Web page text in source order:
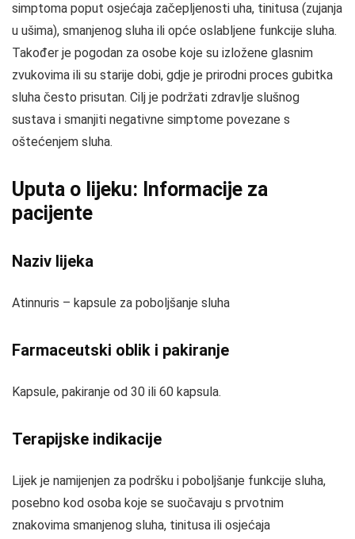
simptoma poput osjećaja začepljenosti uha, tinitusa (zujanja
u ušima), smanjenog sluha ili opće oslabljene funkcije sluha.
Također je pogodan za osobe koje su izložene glasnim
zvukovima ili su starije dobi, gdje je prirodni proces gubitka
sluha često prisutan. Cilj je podržati zdravlje slušnog
sustava i smanjiti negativne simptome povezane s
oštećenjem sluha.
Uputa o lijeku: Informacije za
pacijente
Naziv lijeka
Atinnuris – kapsule za poboljšanje sluha
Farmaceutski oblik i pakiranje
Kapsule, pakiranje od 30 ili 60 kapsula.
Terapijske indikacije
Lijek je namijenjen za podršku i poboljšanje funkcije sluha,
posebno kod osoba koje se suočavaju s prvotnim
znakovima smanjenog sluha, tinitusa ili osjećaja